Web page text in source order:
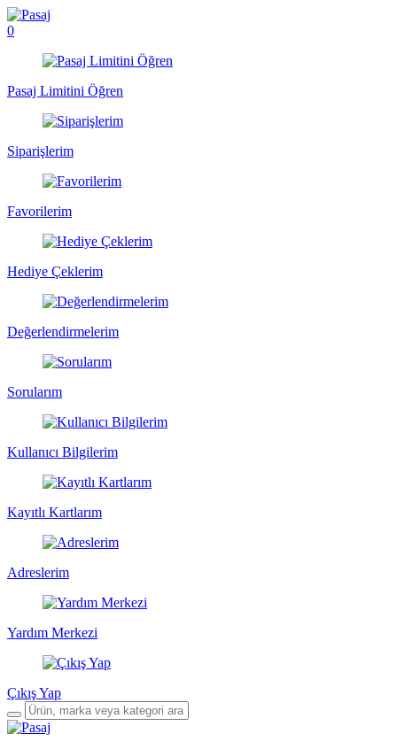
0
Pasaj Limitini Öğren
Siparişlerim
Favorilerim
Hediye Çeklerim
Değerlendirmelerim
Sorularım
Kullanıcı Bilgilerim
Kayıtlı Kartlarım
Adreslerim
Yardım Merkezi
Çıkış Yap